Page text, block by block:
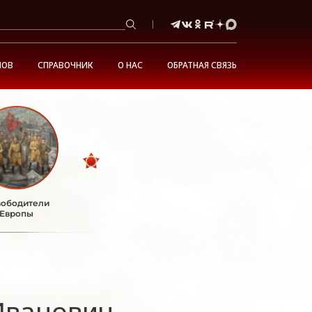
СПРАВОЧНИК О НАС ОБРАТНАЯ СВЯЗЬ
Европы